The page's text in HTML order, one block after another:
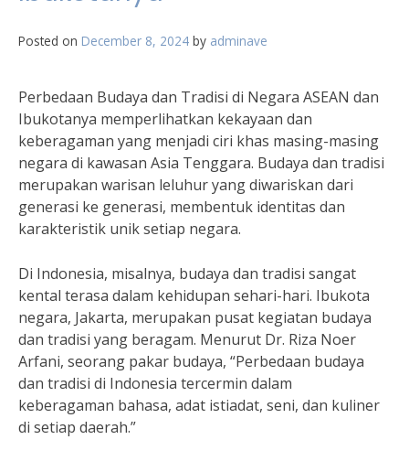
Posted on December 8, 2024 by adminave
Perbedaan Budaya dan Tradisi di Negara ASEAN dan
Ibukotanya memperlihatkan kekayaan dan
keberagaman yang menjadi ciri khas masing-masing
negara di kawasan Asia Tenggara. Budaya dan tradisi
merupakan warisan leluhur yang diwariskan dari
generasi ke generasi, membentuk identitas dan
karakteristik unik setiap negara.
Di Indonesia, misalnya, budaya dan tradisi sangat
kental terasa dalam kehidupan sehari-hari. Ibukota
negara, Jakarta, merupakan pusat kegiatan budaya
dan tradisi yang beragam. Menurut Dr. Riza Noer
Arfani, seorang pakar budaya, “Perbedaan budaya
dan tradisi di Indonesia tercermin dalam
keberagaman bahasa, adat istiadat, seni, dan kuliner
di setiap daerah.”